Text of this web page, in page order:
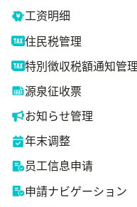
工资明细
住民税管理
特別徴収税額通知管理
源泉征收票
お知らせ管理
年末调整
员工信息申请
申請ナビゲーション